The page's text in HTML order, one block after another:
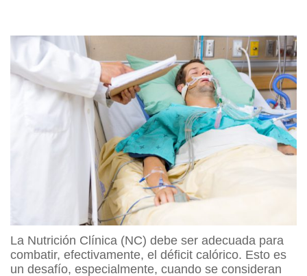
La Nutrición Clínica (NC) debe ser adecuada para
combatir, efectivamente, el déficit calórico. Esto es
un desafío, especialmente, cuando se consideran